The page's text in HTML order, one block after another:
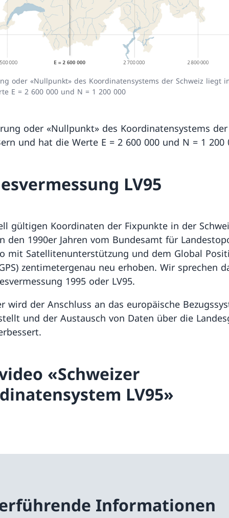
oder «Nullpunkt» des Koordinatensystems der Schweiz liegt
E = 2 600 000 und N = 1 200 000
oder «Nullpunkt» des Koordinatensystems der
und hat die Werte E = 2 600 000 und N = 1 200
LV95
gültigen Koordinaten der Fixpunkte in der
den 1990er Jahren vom Bundesamt für
mit Satellitenunterstützung und dem Global
zentimetergenau neu erhoben. Wir sprechen
1995 oder LV95.
wird der Anschluss an das europäische
und der Austausch von Daten über die
«Schweizer
LV95»
Informationen